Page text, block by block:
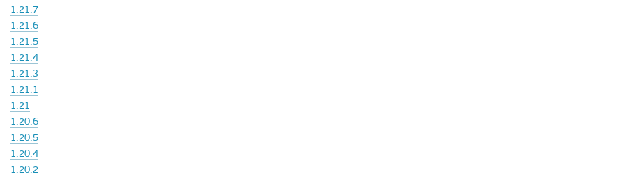
1.21.7
1.21.6
1.21.5
1.21.4
1.21.3
1.21.1
1.21
1.20.6
1.20.5
1.20.4
1.20.2